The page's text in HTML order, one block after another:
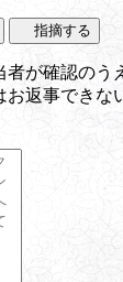
指摘する
が確認のう
お返事できな